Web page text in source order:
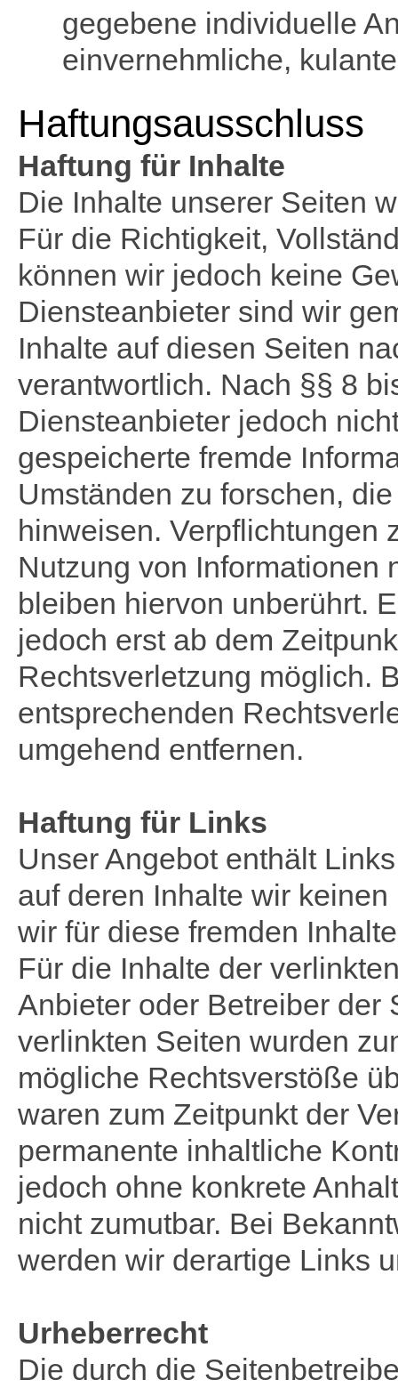
gegebene individuelle
einvernehmliche,
Haftungsausschluss
Haftung für Inhalte
Die Inhalte unserer Seiten
Für die Richtigkeit,
können wir jedoch keine
Diensteanbieter sind wir
Inhalte auf diesen Seiten
verantwortlich. Nach §§ 8
Diensteanbieter jedoch
gespeicherte fremde
Umständen zu forschen,
hinweisen. Verpflichtungen
Nutzung von Informationen
bleiben hiervon unberührt.
jedoch erst ab dem
Rechtsverletzung möglich.
entsprechenden
umgehend entfernen.
Haftung für Links
Unser Angebot enthält
auf deren Inhalte wir
wir für diese fremden
Für die Inhalte der
Anbieter oder Betreiber der
verlinkten Seiten wurden
mögliche Rechtsverstöße
waren zum Zeitpunkt der
permanente inhaltliche
jedoch ohne konkrete
nicht zumutbar. Bei
werden wir derartige Links
Urheberrecht
Die durch die